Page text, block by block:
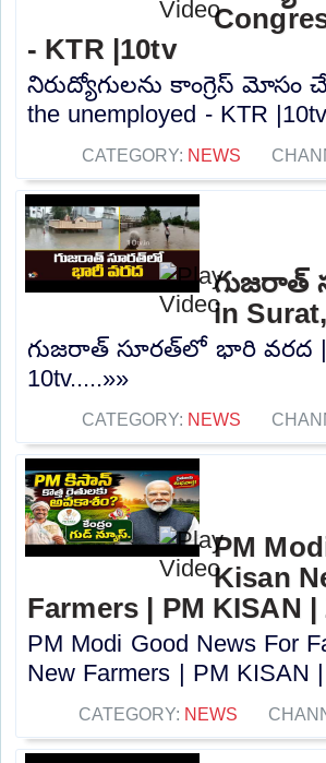
- KTR |10tv
నిరుద్యోగులను కాంగ్రెస్ మోసం
the unemployed - KTR
CATEGORY: NEWS
గుజరాత్‌
in
గుజరాత్‌ సూరత్‌లో భారి వరద |
10tv.....»»
CATEGORY: NEWS
PM
Kisan
Farmers | PM KISAN |
PM Modi Good News For
New Farmers | PM KISAN
CATEGORY: NEWS